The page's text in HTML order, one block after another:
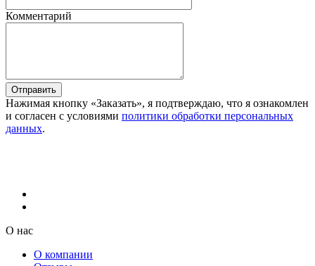
Комментарий
Отправить
Нажимая кнопку «Заказать», я подтверждаю, что я ознакомлен
и согласен с условиями политики обработки персональных
данных.
О нас
О компании